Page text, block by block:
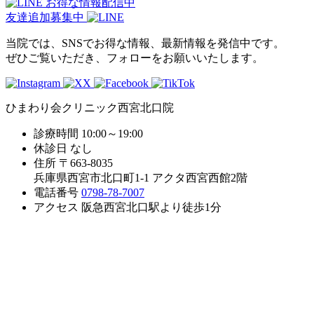
友達追加募集中
当院では、SNSでお得な情報、最新情報を発信中です。
ぜひご覧いただき、フォローをお願いいたします。
ひまわり会クリニック西宮北口院
診療時間 10:00～19:00
休診日 なし
住所 〒663-8035
兵庫県西宮市北口町1-1 アクタ西宮西館2階
電話番号 0798-78-7007
アクセス 阪急西宮北口駅より徒歩1分